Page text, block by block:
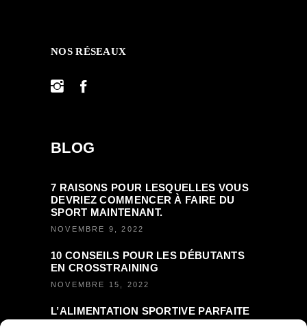
NOS RÉSEAUX
BLOG
7 RAISONS POUR LESQUELLES VOUS
DEVRIEZ COMMENCER À FAIRE DU
SPORT MAINTENANT.
NOVEMBRE 9, 2022
10 CONSEILS POUR LES DÉBUTANTS
EN CROSSTRAINING
NOVEMBRE 15, 2022
L’ALIMENTATION SPORTIVE PARFAITE
– BIEN MANGER PENDANT LE SPORT